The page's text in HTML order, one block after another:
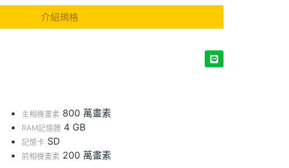
介紹規格
主相機畫素 800 萬畫素
RAM記憶體 4 GB
記憶卡 SD
前相機畫素 200 萬畫素